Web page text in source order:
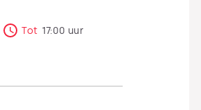
Tot 17:00 uur